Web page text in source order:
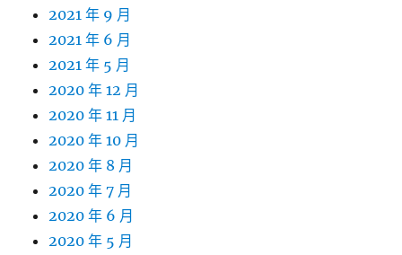
2021 年 9 月
2021 年 6 月
2021 年 5 月
2020 年 12 月
2020 年 11 月
2020 年 10 月
2020 年 8 月
2020 年 7 月
2020 年 6 月
2020 年 5 月